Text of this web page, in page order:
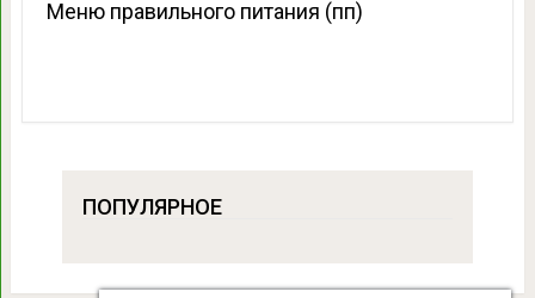
Меню правильного питания (пп)
ПОПУЛЯРНОЕ